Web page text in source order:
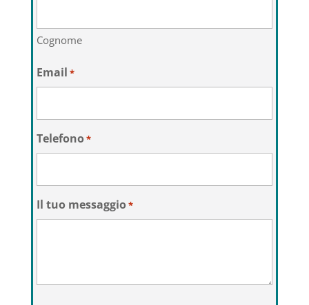
Cognome
Email *
Telefono*
Il tuo messaggio*